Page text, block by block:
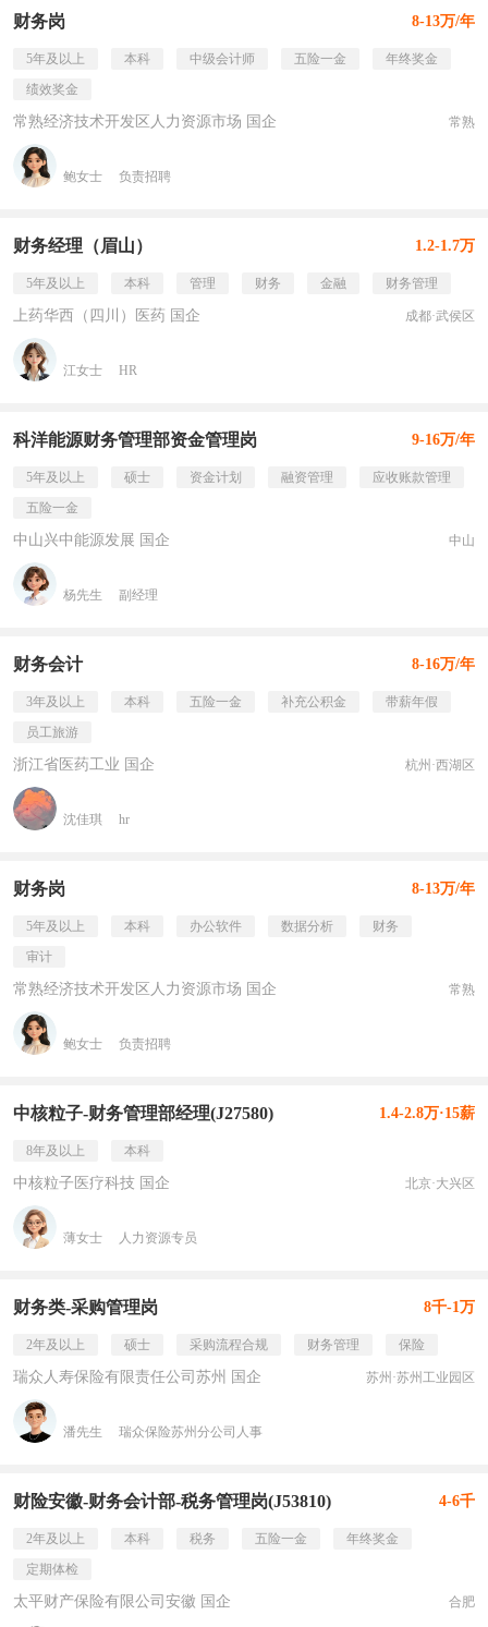
财务岗 8-13万/年
5年及以上 本科 中级会计师 五险一金
年终奖金
绩效奖金
常熟经济技术开发区人力资源市场 国企 常熟
鲍女士 负责招聘
财务经理（眉山） 1.2-1.7万
5年及以上 本科 管理 财务 金融 财务管理
上药华西（四川）医药 国企 成都·武侯区
江女士 HR
科洋能源财务管理部资金管理岗 9-16万/年
5年及以上 硕士 资金计划 融资管理
应收账款管理
五险一金
中山兴中能源发展 国企 中山
杨先生 副经理
财务会计 8-16万/年
3年及以上 本科 五险一金 补充公积金
带薪年假
员工旅游
浙江省医药工业 国企 杭州·西湖区
沈佳琪 hr
财务岗 8-13万/年
5年及以上 本科 办公软件 数据分析
财务
审计
常熟经济技术开发区人力资源市场 国企 常熟
鲍女士 负责招聘
中核粒子-财务管理部经理(J27580) 1.4-2.8万·15薪
8年及以上 本科
中核粒子医疗科技 国企 北京·大兴区
薄女士 人力资源专员
财务类-采购管理岗 8千-1万
2年及以上 硕士 采购流程合规 财务管理 保险
瑞众人寿保险有限责任公司苏州 国企 苏州·苏州工业园区
潘先生 瑞众保险苏州分公司人事
财险安徽-财务会计部-税务管理岗(J53810) 4-6千
2年及以上 本科 税务 五险一金
年终奖金
定期体检
太平财产保险有限公司安徽 国企 合肥